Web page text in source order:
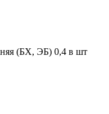
(БХ, ЭБ) 0,4 в шт